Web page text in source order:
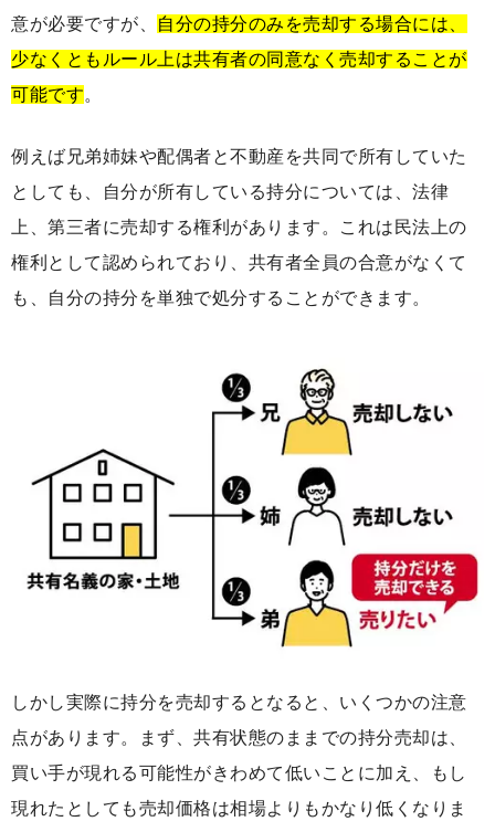
意が必要ですが、
自分の持分のみを売却する場合には、
少なくともルール上は共有者の同意なく売却することが
可能です。
例えば兄弟姉妹や配偶者と不動産を共同で所有していた
としても、自分が所有している持分については、法律
上、第三者に売却する権利があります。これは民法上の
権利として認められており、共有者全員の合意がなくて
も、自分の持分を単独で処分することができます。
しかし実際に持分を売却するとなると、いくつかの注意
点があります。まず、共有状態のままでの持分売却は、
買い手が現れる可能性がきわめて低いことに加え、もし
現れたとしても売却価格は相場よりもかなり低くなりま